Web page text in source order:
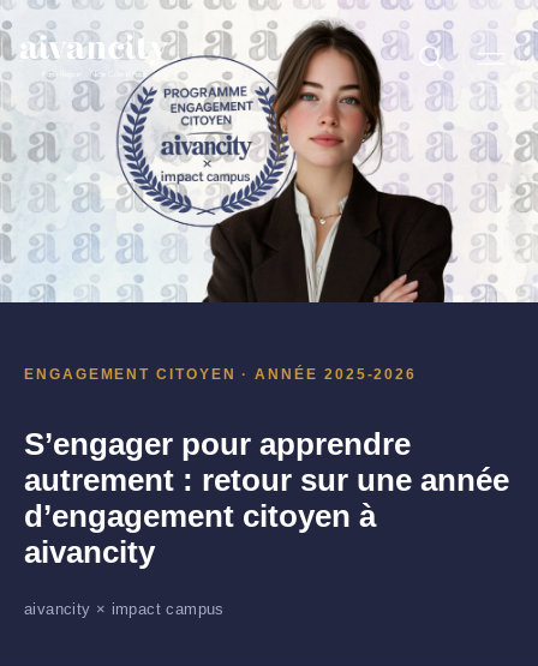
Aller au contenu principal
ENGAGEMENT CITOYEN · ANNÉE 2025-2026
S’engager pour apprendre
autrement : retour sur une année
d’engagement citoyen à
aivancity
aivancity × impact campus